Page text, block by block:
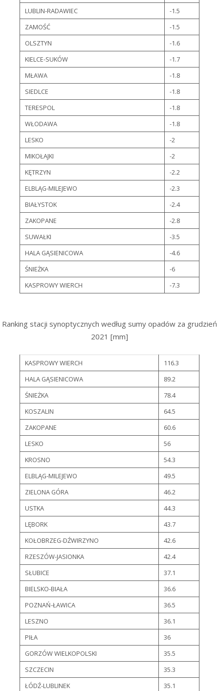
LUBLIN-RADAWIEC
-1.5
ZAMOŚĆ
-1.5
OLSZTYN
-1.6
KIELCE-SUKÓW
-1.7
MŁAWA
-1.8
SIEDLCE
-1.8
TERESPOL
-1.8
WŁODAWA
-1.8
LESKO
-2
MIKOŁAJKI
-2
KĘTRZYN
-2.2
ELBLĄG-MILEJEWO
-2.3
BIAŁYSTOK
-2.4
ZAKOPANE
-2.8
SUWAŁKI
-3.5
HALA GĄSIENICOWA
-4.6
ŚNIEŻKA
-6
KASPROWY WIERCH
-7.3
Ranking stacji synoptycznych według sumy opadów za grudzień
2021 [mm]
KASPROWY WIERCH
116.3
HALA GĄSIENICOWA
89.2
ŚNIEŻKA
78.4
KOSZALIN
64.5
ZAKOPANE
60.6
LESKO
56
KROSNO
54.3
ELBLĄG-MILEJEWO
49.5
ZIELONA GÓRA
46.2
USTKA
44.3
LĘBORK
43.7
KOŁOBRZEG-DŹWIRZYNO
42.6
RZESZÓW-JASIONKA
42.4
SŁUBICE
37.1
BIELSKO-BIAŁA
36.6
POZNAŃ-ŁAWICA
36.5
LESZNO
36.1
PIŁA
36
GORZÓW WIELKOPOLSKI
35.5
SZCZECIN
35.3
ŁÓDŹ-LUBLINEK
35.1